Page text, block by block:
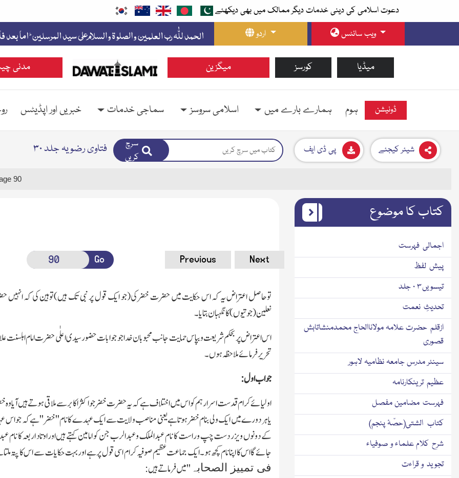
دعوت اسلامی کی دینی خدمات دیگر ممالک میں بھی دیکھئے
اردو
ویب سائٹس
مدنی میگزین کورسز میڈیا
ہوم ہمارے بارے میں اسلامی سروسز سماجی خدمات خبریں اور اپڈیٹس ڈونیشن
فتاوی رضویہ جلد ۳۰
سرچ
کریں
پی ڈی ایف شیئر کیجئے
90
Go Previous Next
توحاصل اعتراض یہ کہ اس حکایت میں حضرت خضر کی(جو ایك قول پر نبی تك ہیں)توہین کی کہ انہیں
نعلین(جوتیوں)کا نگہبان بتایا۔
اس اعتراض پر بحکم شریعت وبپاس حمایت جانب محبوبان خدا جو جوابات حضور سیدی اعلٰی حضرت امام اہلسنت
تحریر فرمائے ملاحظہ ہوں۔
جواب اول :
اولیائے کرام قدست اسرارہم کو اس میں اختلاف ہے کہ یہ حضرت خضر جو اکثر اکابر سے ملاقی ہوتے ہیں آیا وہ
یا ہر دورے میں ایك ولی بنام خضر ہوتاہے یعنی مناصب ولایت سے ایك عہدے کا نام''خضر ''ہے کہ جو اس
کے دونوں ویزر دست چپ وراست کا نام عبدالملك وعبدالرب جن کو امامین کہتے ہیں اوراوتاد اربعہ کا نام
جائے گااس کا اپنا نام کچھ ہو۔ایك جماعت عظیم صوفیہ کرام اسی قول پر ہے اوربہت حکایات سے اس کا پتہ
فی تمییز الصحابہ ''میں فرماتے ہیں:
کتاب کا موضوع
اجمالی فہرست
پیش لفظ
تیسویں۳ ۰ جلد
تحدیثِ نعمت
ازقلم حضرت علامہ مولاناالحاج محمدمنشاتابش
قصوری
سینئر مدرس جامعہ نظامیہ لاہور
عظیم ترینکارنامہ
فہرست مضامین مفصل
کتاب الشتی(حصّۂ پنجم)
شرح کلام علماء و صوفیاء
تجوید و قراءت